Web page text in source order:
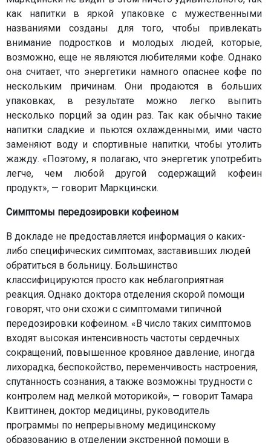
как напитки в яркой упаковке с мужественными
названиями созданы для того, чтобы привлекать
внимание подростков и молодых людей, которые,
возможно, еще не являются любителями кофе. Однако
она считает, что энергетики намного опаснее кофе по
нескольким причинам. Они продаются в больших
упаковках, в результате можно легко выпить
несколько порций за один раз. Так как обычно такие
напитки сладкие и пьются охлажденными, ими часто
заменяют воду и спортивные напитки, чтобы утолить
жажду. «Поэтому, я полагаю, что энергетик употребить
легче, чем любой другой содержащий кофеин
продукт», — говорит Маркцински.
Симптомы передозировки кофеином
В докладе не предоставляется информация о каких-
либо специфических симптомах, заставивших людей
обратиться в больницу. Большинство
классифицируются просто как неблагоприятная
реакция. Однако доктора отделения скорой помощи
говорят, что они схожи с симптомами типичной
передозировки кофеином. «В число таких симптомов
входят высокая интенсивность частоты сердечных
сокращений, повышенное кровяное давление, иногда
лихорадка, беспокойство, переменчивость настроения,
спутанность сознания, а также возможны трудности с
контролем над мелкой моторикой», — говорит Тамара
Квиттинен, доктор медицины, руководитель
программы по непрерывному медицинскому
образованию в отделении экстренной помощи в